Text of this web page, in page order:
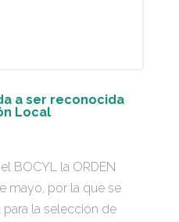
a ser reconocida
Local
BOCYL la ORDEN
mayo, por la que se
la selección de